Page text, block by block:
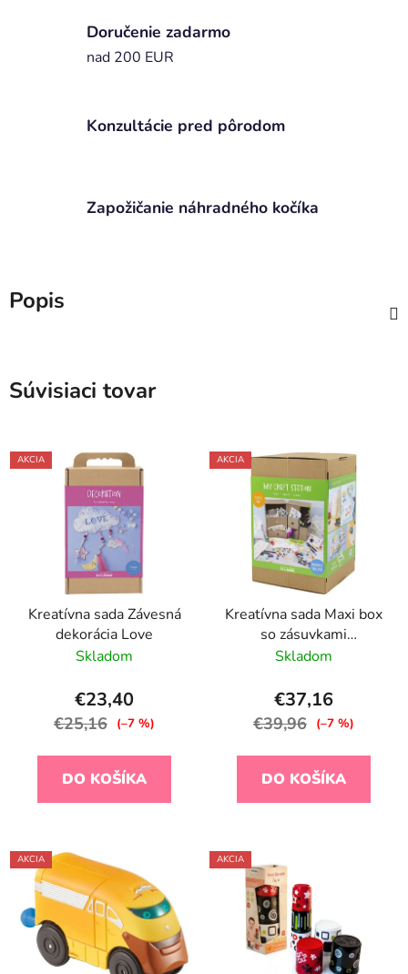
Doručenie zadarmo
nad 200 EUR
Konzultácie pred pôrodom
Zapožičanie náhradného kočíka
Popis
Súvisiaci tovar
AKCIA
Kreatívna sada Závesná
dekorácia Love
Skladom
€23,40
€25,16 (–7 %)
DO KOŠÍKA
AKCIA
Kreatívna sada Maxi box
so zásuvkami
Dekorovanie textilu
Skladom
€37,16
€39,96 (–7 %)
DO KOŠÍKA
AKCIA AKCIA